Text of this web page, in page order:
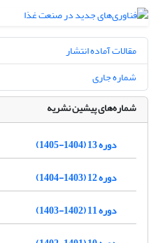
مقالات آماده انتشار
شماره جاری
شماره‌های پیشین نشریه
دوره 13 (1404-1405)
دوره 12 (1403-1404)
دوره 11 (1402-1403)